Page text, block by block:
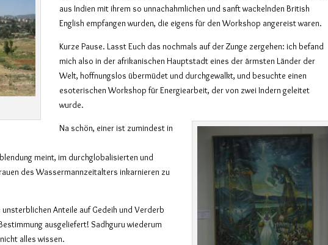
aus Indien mit ihrem so unnachahmlichen und sanft wackelnden British
English empfangen wurden, die eigens für den Workshop angereist waren.
Kurze Pause. Lasst Euch das nochmals auf der Zunge zergehen: ich befand
mich also in der afrikanischen Hauptstadt eines der ärmsten Länder der
Welt, hoffnungslos übermüdet und durchgewalkt, und besuchte einen
esoterischen Workshop für Energiearbeit, der von zwei Indern geleitet
wurde.
Na schön, einer ist zumindest in
meint, im durchglobalisierten und
des Wassermannzeitalters inkarnieren zu
Anteile auf Gedeih und Verderb
ausgeliefert! Sadhguru wiederum
alles wissen.